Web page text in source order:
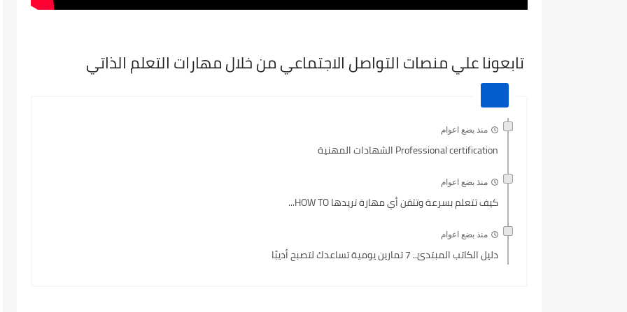
تابعونا علي منصات التواصل الاجتماعي من خلال مهارات التعلم الذاتي
منذ بضع اعوام
Professional certification الشهادات المهنية
منذ بضع اعوام
كيف تتعلم بسرعة وتتقن أي مهارة تريدها HOW TO...
منذ بضع اعوام
دليل الكاتب المبتدئ.. 7 تمارين يومية تساعدك لتصبح أديبًا